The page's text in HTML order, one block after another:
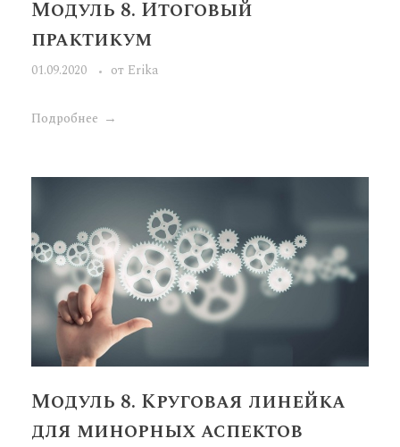
Модуль 8. Итоговый
практикум
01.09.2020 от Erika
Подробнее
Модуль 8. Круговая линейка
для минорных аспектов